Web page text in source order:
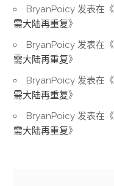
BryanPoicy 发表在《
需大陆再重复》
BryanPoicy 发表在《
需大陆再重复》
BryanPoicy 发表在《
需大陆再重复》
BryanPoicy 发表在《
需大陆再重复》